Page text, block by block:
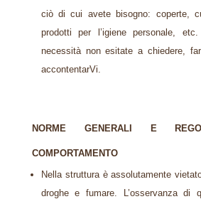
ciò di cui avete bisogno: coperte,
prodotti per l’igiene personale,
necessità non esitate a chiedere,
accontentarVi.
NORME GENERALI E
COMPORTAMENTO
Nella struttura è assolutamente
droghe e fumare. L’osservanza di